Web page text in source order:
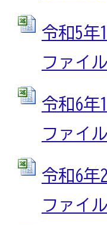
令和5年
ファイ
令和6年
ファイ
令和6年
ファイ